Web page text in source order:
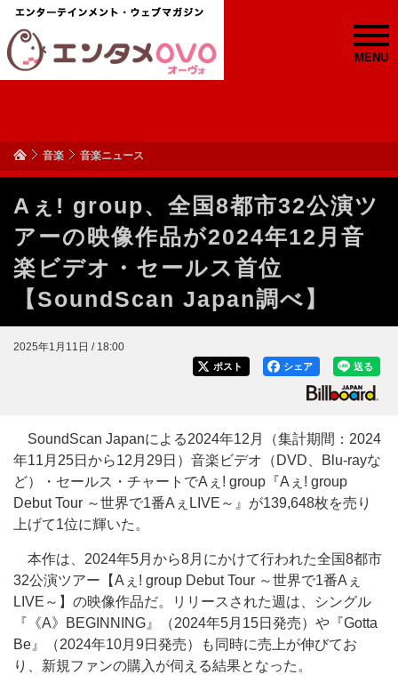
MENU
音楽 音楽ニュース
Aぇ! group、全国8都市32公演ツ
アーの映像作品が2024年12月音
楽ビデオ・セールス首位
【SoundScan Japan調べ】
2025年1月11日 / 18:00
送る
シェア
ポスト
SoundScan Japanによる2024年12月（集計期間：2024
年11月25日から12月29日）音楽ビデオ（DVD、Blu-rayな
ど）・セールス・チャートでAぇ! group『Aぇ! group
Debut Tour ～世界で1番AぇLIVE～』が139,648枚を売り
上げて1位に輝いた。
本作は、2024年5月から8月にかけて行われた全国8都市
32公演ツアー【Aぇ! group Debut Tour ～世界で1番Aぇ
LIVE～】の映像作品だ。リリースされた週は、シングル
『《A》BEGINNING』（2024年5月15日発売）や『Gotta
Be』（2024年10月9日発売）も同時に売上が伸びてお
り、新規ファンの購入が伺える結果となった。